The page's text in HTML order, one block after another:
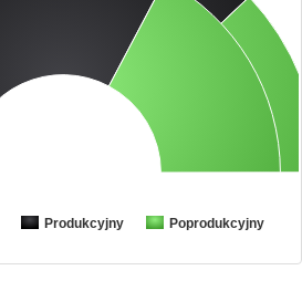
Produkcyjny Poprodukcyjny